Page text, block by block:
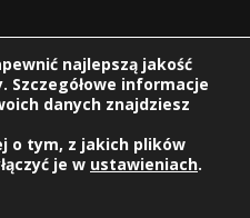
na:
najlepszą jakość
informacje
danych znajdziesz
o tym, z jakich plików
je w ustawieniach.